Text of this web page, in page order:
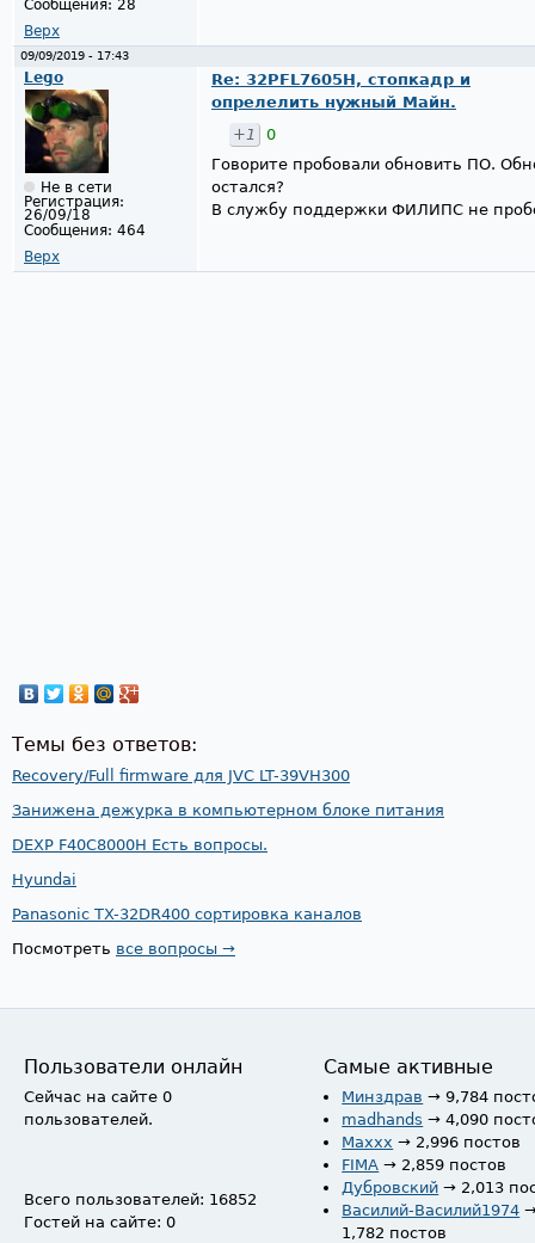
Сообщения: 28
Верх
09/09/2019 - 17:43
Lego
Не в сети
Регистрация:
26/09/18
Сообщения: 464
Верх
Re: 32PFL7605H, стопкадр и
опрелелить нужный Майн.
+1
0
Говорите пробовали обновить ПО.
остался?
В службу поддержки ФИЛИПС не
Темы без ответов:
Recovery/Full firmware для JVC LT-39VH300
Занижена дежурка в компьютерном блоке питания
DEXP F40C8000H Есть вопросы.
Hyundai
Panasonic TX-32DR400 сортировка каналов
Посмотреть все вопросы →
Пользователи онлайн
Сейчас на сайте 0
пользователей.
Всего пользователей: 16852
Гостей на сайте: 0
Самые активные
Минздрав → 9,784
madhands → 4,090
Maxxx → 2,996 постов
FIMA → 2,859 постов
Дубровский → 2,013
Василий-Василий1974
1,782 постов